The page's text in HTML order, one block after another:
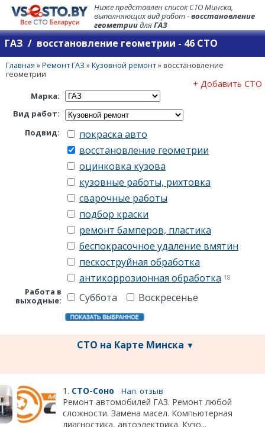
Ниже представлен список СТО Минска,
выполняющих вид работ -восстановление
геометриидляГАЗ
ГАЗ / восстановление геометрии - 46 СТО
Главная »Ремонт ГАЗ »Кузовной ремонт»восстановление
геометрии
+ Добавить СТО
Марка:
Вид работ:
Подвид:
покраска авто
восстановление геометрии
оцинковка кузова
кузовные работы, рихтовка
сварочные работы
подбор краски
ремонт бамперов, пластика
беспокрасочное удаление вмятин
пескоструйная обработка
антикоррозионная обработка 18
Работа в
выходные:
Суббота Воскресенье
СТО на Карте Минска ▼
1. СТО-Соно Нап. отзыв
Ремонт автомобилей ГАЗ. Ремонт любой
сложности. Замена масел. Компьютерная
диагностика, автоэлектрика. Кузо...